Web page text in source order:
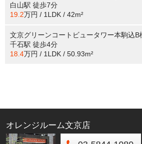
白山駅 徒歩7分
19.2万円 / 1LDK / 42m²
文京グリーンコートビュータワー本駒込B
千石駅 徒歩4分
18.4万円 / 1LDK / 50.93m²
オレンジルーム文京店